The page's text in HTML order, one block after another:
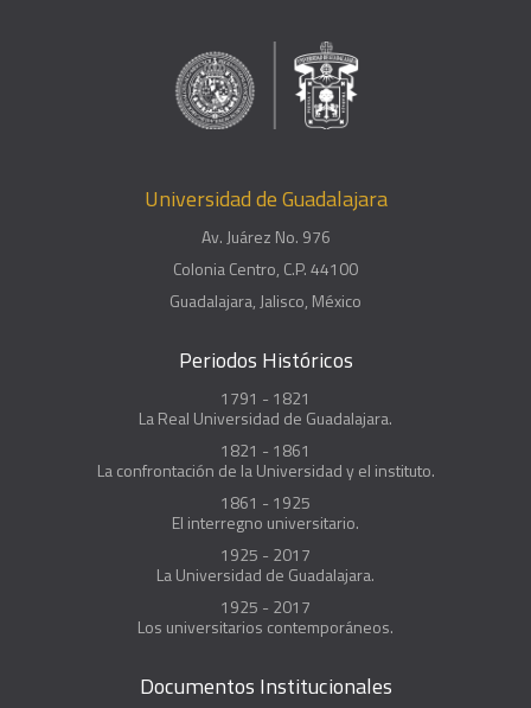
Universidad de Guadalajara
Av. Juárez No. 976
Colonia Centro, C.P. 44100
Guadalajara, Jalisco, México
Periodos Históricos
1791 - 1821
La Real Universidad de Guadalajara.
1821 - 1861
La confrontación de la Universidad y el instituto.
1861 - 1925
El interregno universitario.
1925 - 2017
La Universidad de Guadalajara.
1925 - 2017
Los universitarios contemporáneos.
Documentos Institucionales